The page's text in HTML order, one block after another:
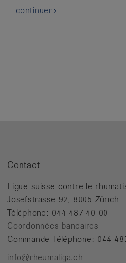
continuer
Contact
Ligue suisse contre le
Josefstrasse 92, 8005 Zürich
Téléphone: 044 487 40 00
Coordonnées bancaires
Commande Téléphone: 044
info@rheumaliga.ch